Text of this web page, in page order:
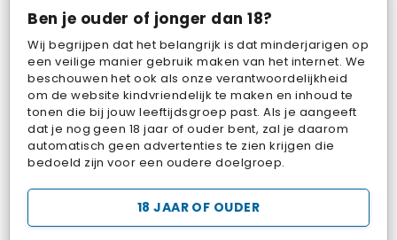
Ben je ouder of jonger dan 18?
Wij begrijpen dat het belangrijk is dat minderjarigen op
een veilige manier gebruik maken van het internet. We
beschouwen het ook als onze verantwoordelijkheid
om de website kindvriendelijk te maken en inhoud te
tonen die bij jouw leeftijdsgroep past. Als je aangeeft
dat je nog geen 18 jaar of ouder bent, zal je daarom
automatisch geen advertenties te zien krijgen die
bedoeld zijn voor een oudere doelgroep.
18 JAAR OF OUDER
Pop Fruit Bubbits